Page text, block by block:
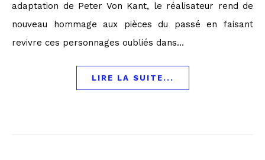
adaptation de Peter Von Kant, le réalisateur rend de
nouveau hommage aux pièces du passé en faisant
revivre ces personnages oubliés dans…
LIRE LA SUITE...